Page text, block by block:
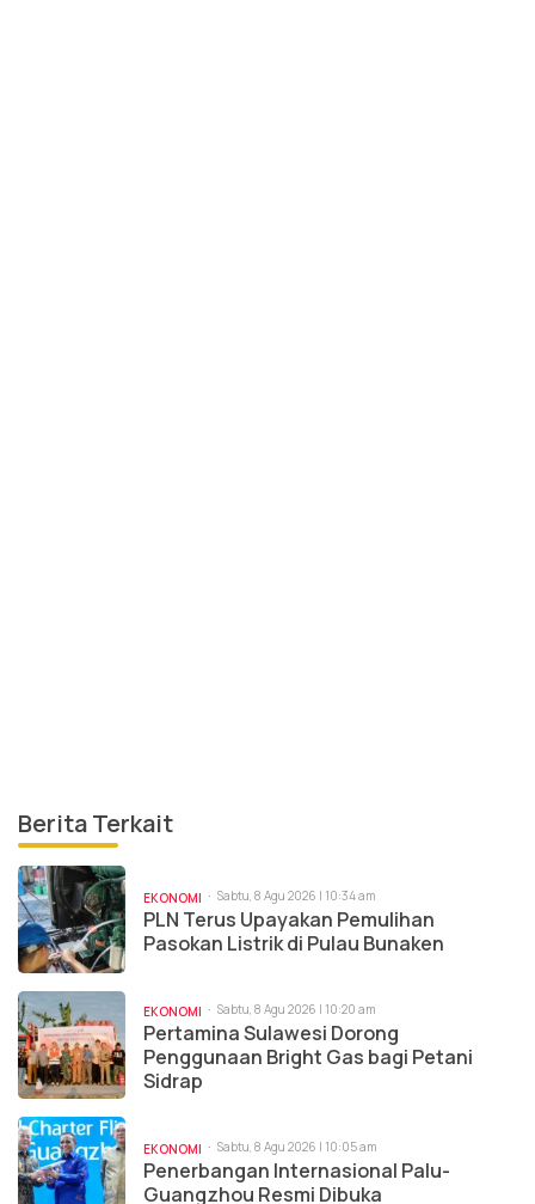
Berita Terkait
EKONOMI Sabtu, 8 Agu 2026 | 10:34 am
PLN Terus Upayakan Pemulihan
Pasokan Listrik di Pulau Bunaken
EKONOMI Sabtu, 8 Agu 2026 | 10:20 am
Pertamina Sulawesi Dorong
Penggunaan Bright Gas bagi Petani
Sidrap
EKONOMI Sabtu, 8 Agu 2026 | 10:05 am
Penerbangan Internasional Palu-
Guangzhou Resmi Dibuka